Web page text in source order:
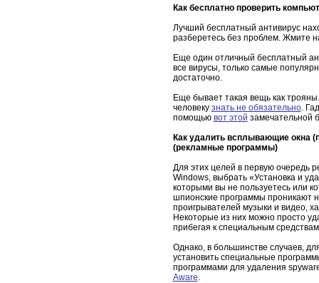
Как бесплатно проверить
Лучший бесплатный антивирус
разберетесь без проблем. Жмите
Еще один отличный бесплатный
все вирусы, только самые
достаточно.
Еще бывает такая вещь как
человеку знать не обязательно.
помощью вот этой замечательной
Как удалить всплывающие окна
(рекламные программы)
Для этих целей в первую очередь
Windows, выбрать «Установка и
которыми вы не пользуетесь или
шпионские программы проникают
проигрывателей музыки и видео,
Некоторые из них можно просто
прибегая к специальным
Однако, в большинстве случаев,
установить специальные
программами для удаления
Aware.